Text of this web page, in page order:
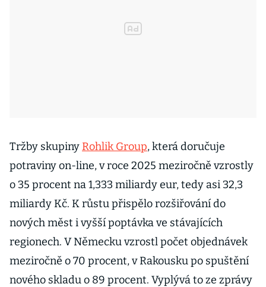
Tržby skupiny Rohlik Group, která doručuje
potraviny on-line, v roce 2025 meziročně vzrostly
o 35 procent na 1,333 miliardy eur, tedy asi 32,3
miliardy Kč. K růstu přispělo rozšiřování do
nových měst i vyšší poptávka ve stávajících
regionech. V Německu vzrostl počet objednávek
meziročně o 70 procent, v Rakousku po spuštění
nového skladu o 89 procent. Vyplývá to ze zprávy